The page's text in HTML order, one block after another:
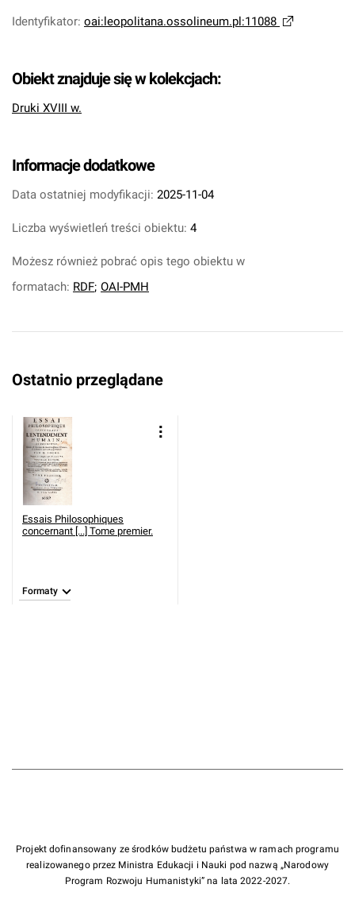
Identyfikator: oai:leopolitana.ossolineum.pl:11088
Obiekt znajduje się w kolekcjach:
Druki XVIII w.
Informacje dodatkowe
Data ostatniej modyfikacji: 2025-11-04
Liczba wyświetleń treści obiektu: 4
Możesz również pobrać opis tego obiektu w
formatach: RDF; OAI-PMH
Ostatnio przeglądane
Essais Philosophiques
concernant [...] Tome premier.
Formaty
Projekt dofinansowany ze środków budżetu państwa w ramach programu
realizowanego przez Ministra Edukacji i Nauki pod nazwą „Narodowy
Program Rozwoju Humanistyki” na lata 2022-2027.